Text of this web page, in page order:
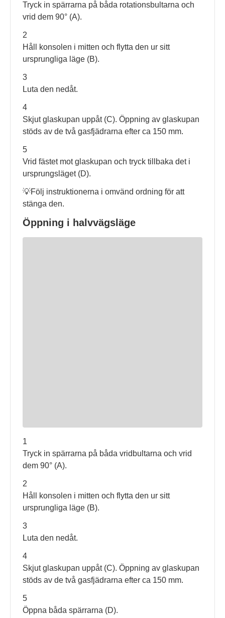
Tryck in spärrarna på båda rotationsbultarna och
vrid dem 90° (A).
2
Håll konsolen i mitten och flytta den ur sitt
ursprungliga läge (B).
3
Luta den nedåt.
4
Skjut glaskupan uppåt (C). Öppning av glaskupan
stöds av de två gasfjädrarna efter ca 150 mm.
5
Vrid fästet mot glaskupan och tryck tillbaka det i
ursprungsläget (D).
💡Följ instruktionerna i omvänd ordning för att
stänga den.
Öppning i halvvägsläge
1
Tryck in spärrarna på båda vridbultarna och vrid
dem 90° (A).
2
Håll konsolen i mitten och flytta den ur sitt
ursprungliga läge (B).
3
Luta den nedåt.
4
Skjut glaskupan uppåt (C). Öppning av glaskupan
stöds av de två gasfjädrarna efter ca 150 mm.
5
Öppna båda spärrarna (D).